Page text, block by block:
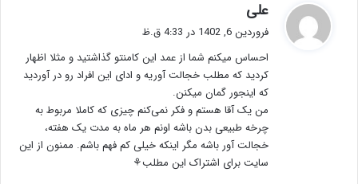
علی
ت
:
فروردین 6, 1402 در 4:33 ق.ظ
احساس میکنم شما از عمد این کامنتو گذاشتید و مثلا اظهار
کردید که مطلب خجالت آوریه و ادای این افراد رو در آوردید
که اینجور گمان میکنن.
من یک آقا هستم و فکر نمی‌کنم چیزی که کاملا مربوط به
چرخه طبیعی بدن باشه اونم هر ماه به مدت یک هفته،
خجالت آور باشه مگر اینکه خیلی کم فهم باشم. ممنون از این
سایت برای اشتراک این مطلب⚘️